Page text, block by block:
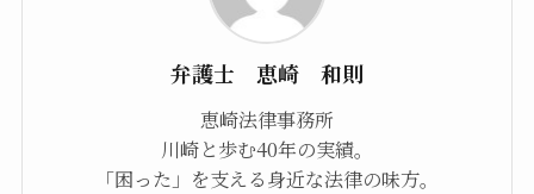
弁護士 恵崎 和則
恵崎法律事務所
川崎と歩む40年の実績。
「困った」を支える身近な法律の味方。